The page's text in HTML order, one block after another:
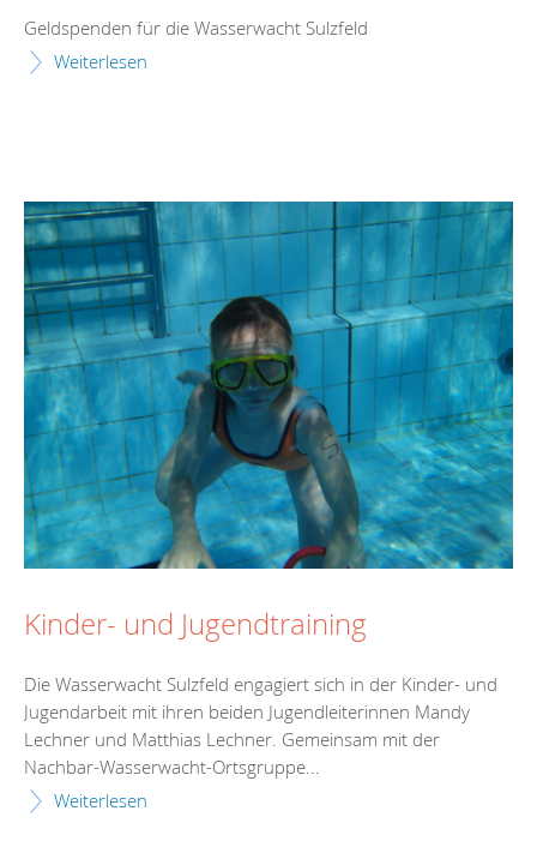
Geldspenden für die Wasserwacht Sulzfeld
Weiterlesen
Kinder- und Jugendtraining
Die Wasserwacht Sulzfeld engagiert sich in der Kinder- und
Jugendarbeit mit ihren beiden Jugendleiterinnen Mandy
Lechner und Matthias Lechner. Gemeinsam mit der
Nachbar-Wasserwacht-Ortsgruppe...
Weiterlesen